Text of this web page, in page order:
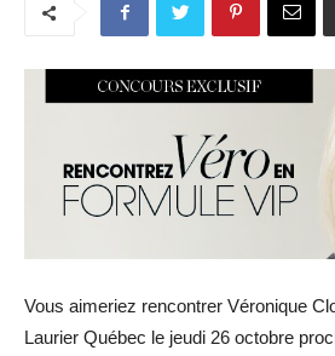
Vous aimeriez rencontrer Véronique
Laurier Québec le jeudi 26 octobre